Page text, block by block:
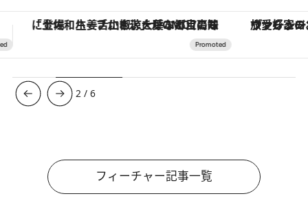
ヴァシュロン・コンスタンタン「オーヴァーシーズ・オートマティック」。旅愛好家のお気に入りコレクションから、ジェンダーレスな新作が登場 【銀座で出合う最旬美容】美髪ケアや上質
3 /6
フィーチャー記事一覧